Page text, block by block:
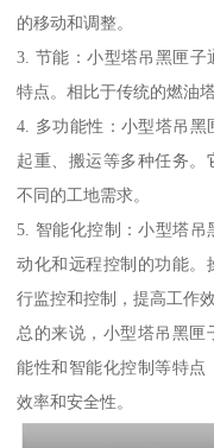
的移动和调整。
3. 节能：小型塔吊黑匣
特点。相比于传统的燃油
4. 多功能性：小型塔吊黑
起重、搬运等多种任务。
不同的工地需求。
5. 智能化控制：小型塔吊
动化和远程控制的功能。
行监控和控制，提高工作
总的来说，小型塔吊黑匣
能性和智能化控制等特点
效率和安全性。